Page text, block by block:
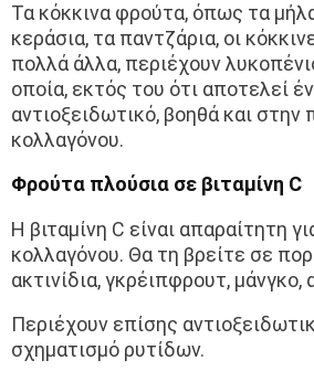
Τα κόκκινα φρούτα, όπως τα
κεράσια, τα παντζάρια, οι
πολλά άλλα, περιέχουν
οποία, εκτός του ότι αποτελεί
αντιοξειδωτικό, βοηθά και στην
κολλαγόνου.
Φρούτα πλούσια σε βιταμίνη C
Η βιταμίνη C είναι απαραίτητη
κολλαγόνου. Θα τη βρείτε σε
ακτινίδια, γκρέιπφρουτ, μάνγκο,
Περιέχουν επίσης
σχηματισμό ρυτίδων.